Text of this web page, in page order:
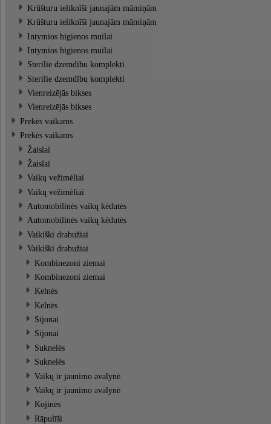
Krūšturu ieliknīši jaunajām māmiņām
Krūšturu ieliknīši jaunajām māmiņām
Intymios higienos muilai
Intymios higienos muilai
Sterilie dzemdību komplekti
Sterilie dzemdību komplekti
Vienreizējās bikses
Vienreizējās bikses
Prekės vaikams
Prekės vaikams
Žaislai
Žaislai
Vaikų vežimėliai
Vaikų vežimėliai
Automobilinės vaikų kėdutės
Automobilinės vaikų kėdutės
Vaikiški drabužiai
Vaikiški drabužiai
Kombinezoni ziemai
Kombinezoni ziemai
Kelnės
Kelnės
Sijonai
Sijonai
Suknelės
Suknelės
Vaikų ir jaunimo avalynė
Vaikų ir jaunimo avalynė
Kojinės
Rāpulīši